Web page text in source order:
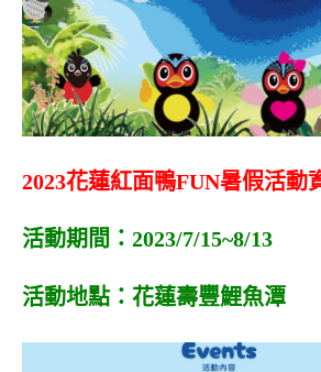
2023花蓮紅面鴨FUN暑假活動
活動期間：2023/7/15~8/13
活動地點：花蓮壽豐鯉魚潭